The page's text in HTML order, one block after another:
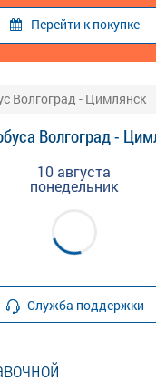
Перейти к покупке
Волгоград - Цимлянск
Волгоград -
10 августа
понедельник
Служба поддержки